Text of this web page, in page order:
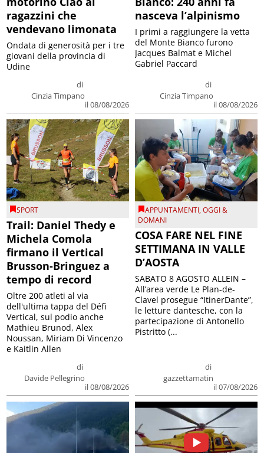
ragazzini che
vendevano limonata
di
Cinzia Timpano
il 08/08/2026
Ondata di generosità per i tre
giovani della provincia di
Udine
nasceva l’alpinismo
di
Cinzia Timpano
il 08/08/2026
I primi a raggiungere la vetta
del Monte Bianco furono
Jacques Balmat e Michel
Gabriel Paccard
SPORT
Trail: Daniel Thedy e
Michela Comola
firmano il Vertical
Brusson-Bringuez a
tempo di record
di
Davide Pellegrino
il 08/08/2026
Oltre 200 atleti al via
dell'ultima tappa del Défì
Vertical, sul podio anche
Mathieu Brunod, Alex
Noussan, Miriam Di Vincenzo
e Kaitlin Allen
APPUNTAMENTI,OGGI &
DOMANI
COSA FARE NEL FINE
SETTIMANA IN VALLE
D’AOSTA
di
gazzettamatin
il 07/08/2026
SABATO 8 AGOSTO ALLEIN –
All’area verde Le Plan-de-
Clavel prosegue “ItinerDante”,
le letture dantesche, con la
partecipazione di Antonello
Pistritto (...